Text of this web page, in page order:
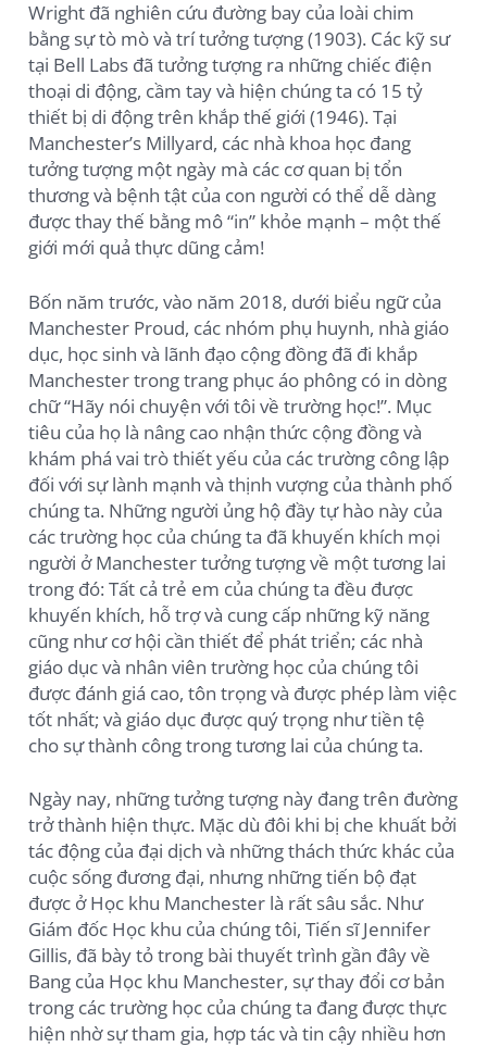
Wright đã nghiên cứu đường bay của loài chim
bằng sự tò mò và trí tưởng tượng (1903). Các kỹ sư
tại Bell Labs đã tưởng tượng ra những chiếc điện
thoại di động, cầm tay và hiện chúng ta có 15 tỷ
thiết bị di động trên khắp thế giới (1946). Tại
Manchester’s Millyard, các nhà khoa học đang
tưởng tượng một ngày mà các cơ quan bị tổn
thương và bệnh tật của con người có thể dễ dàng
được thay thế bằng mô “in” khỏe mạnh – một thế
giới mới quả thực dũng cảm!
Bốn năm trước, vào năm 2018, dưới biểu ngữ của
Manchester Proud, các nhóm phụ huynh, nhà giáo
dục, học sinh và lãnh đạo cộng đồng đã đi khắp
Manchester trong trang phục áo phông có in dòng
chữ “Hãy nói chuyện với tôi về trường học!”. Mục
tiêu của họ là nâng cao nhận thức cộng đồng và
khám phá vai trò thiết yếu của các trường công lập
đối với sự lành mạnh và thịnh vượng của thành phố
chúng ta. Những người ủng hộ đầy tự hào này của
các trường học của chúng ta đã khuyến khích mọi
người ở Manchester tưởng tượng về một tương lai
trong đó: Tất cả trẻ em của chúng ta đều được
khuyến khích, hỗ trợ và cung cấp những kỹ năng
cũng như cơ hội cần thiết để phát triển; các nhà
giáo dục và nhân viên trường học của chúng tôi
được đánh giá cao, tôn trọng và được phép làm việc
tốt nhất; và giáo dục được quý trọng như tiền tệ
cho sự thành công trong tương lai của chúng ta.
Ngày nay, những tưởng tượng này đang trên đường
trở thành hiện thực. Mặc dù đôi khi bị che khuất bởi
tác động của đại dịch và những thách thức khác của
cuộc sống đương đại, nhưng những tiến bộ đạt
được ở Học khu Manchester là rất sâu sắc. Như
Giám đốc Học khu của chúng tôi, Tiến sĩ Jennifer
Gillis, đã bày tỏ trong bài thuyết trình gần đây về
Bang của Học khu Manchester, sự thay đổi cơ bản
trong các trường học của chúng ta đang được thực
hiện nhờ sự tham gia, hợp tác và tin cậy nhiều hơn